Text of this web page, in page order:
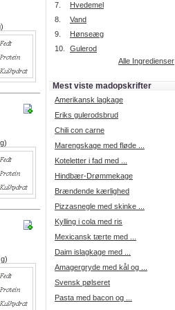
Intelligent søgning
Få foreslået opskrifter.
Prøv vores nye "Foreslå
Læs mere her.
Vi har nu oprettet et mad forum,
hvor i kan dele jeres erfaringer.
Log på med dine oplysninger fra
Madopskrifter.nu.
Gå til forum
Indkøbsliste på SMS
på SMS.
For at benytte SMS funktionen,
7.
Hvedemel
8.
Vand
9.
Hønseæg
10.
Gulerod
Alle Ingredienser
Mest viste madopskrifter
Amerikansk lagkage
Eriks gulerodsbrud
Chili con carne
Marengskage med fløde ...
Koteletter i fad med ...
Hindbær-Drømmekage
Brændende kærlighed
Pizzasnegle med skinke ...
Kylling i cola med ris
Mexicansk tærte med ...
Daim islagkage med ...
Amagergryde med kål og ...
Svensk pølseret
Pasta med bacon og ...